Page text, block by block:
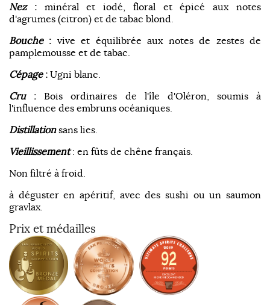
Nez: minéral et iodé, floral et épicé aux notes
d'agrumes (citron) et de tabac blond.
Bouche: vive et équilibrée aux notes de zestes de
pamplemousse et de tabac.
Cépage: Ugni blanc.
Cru:Bois ordinaires de l'île d'Oléron, soumis à
l'influence des embruns océaniques.
Distillationsans lies.
Vieillissement: en fûts de chêne français.
Non filtré à froid.
à déguster en apéritif, avec des sushi ou un saumon
gravlax.
Prix et médailles